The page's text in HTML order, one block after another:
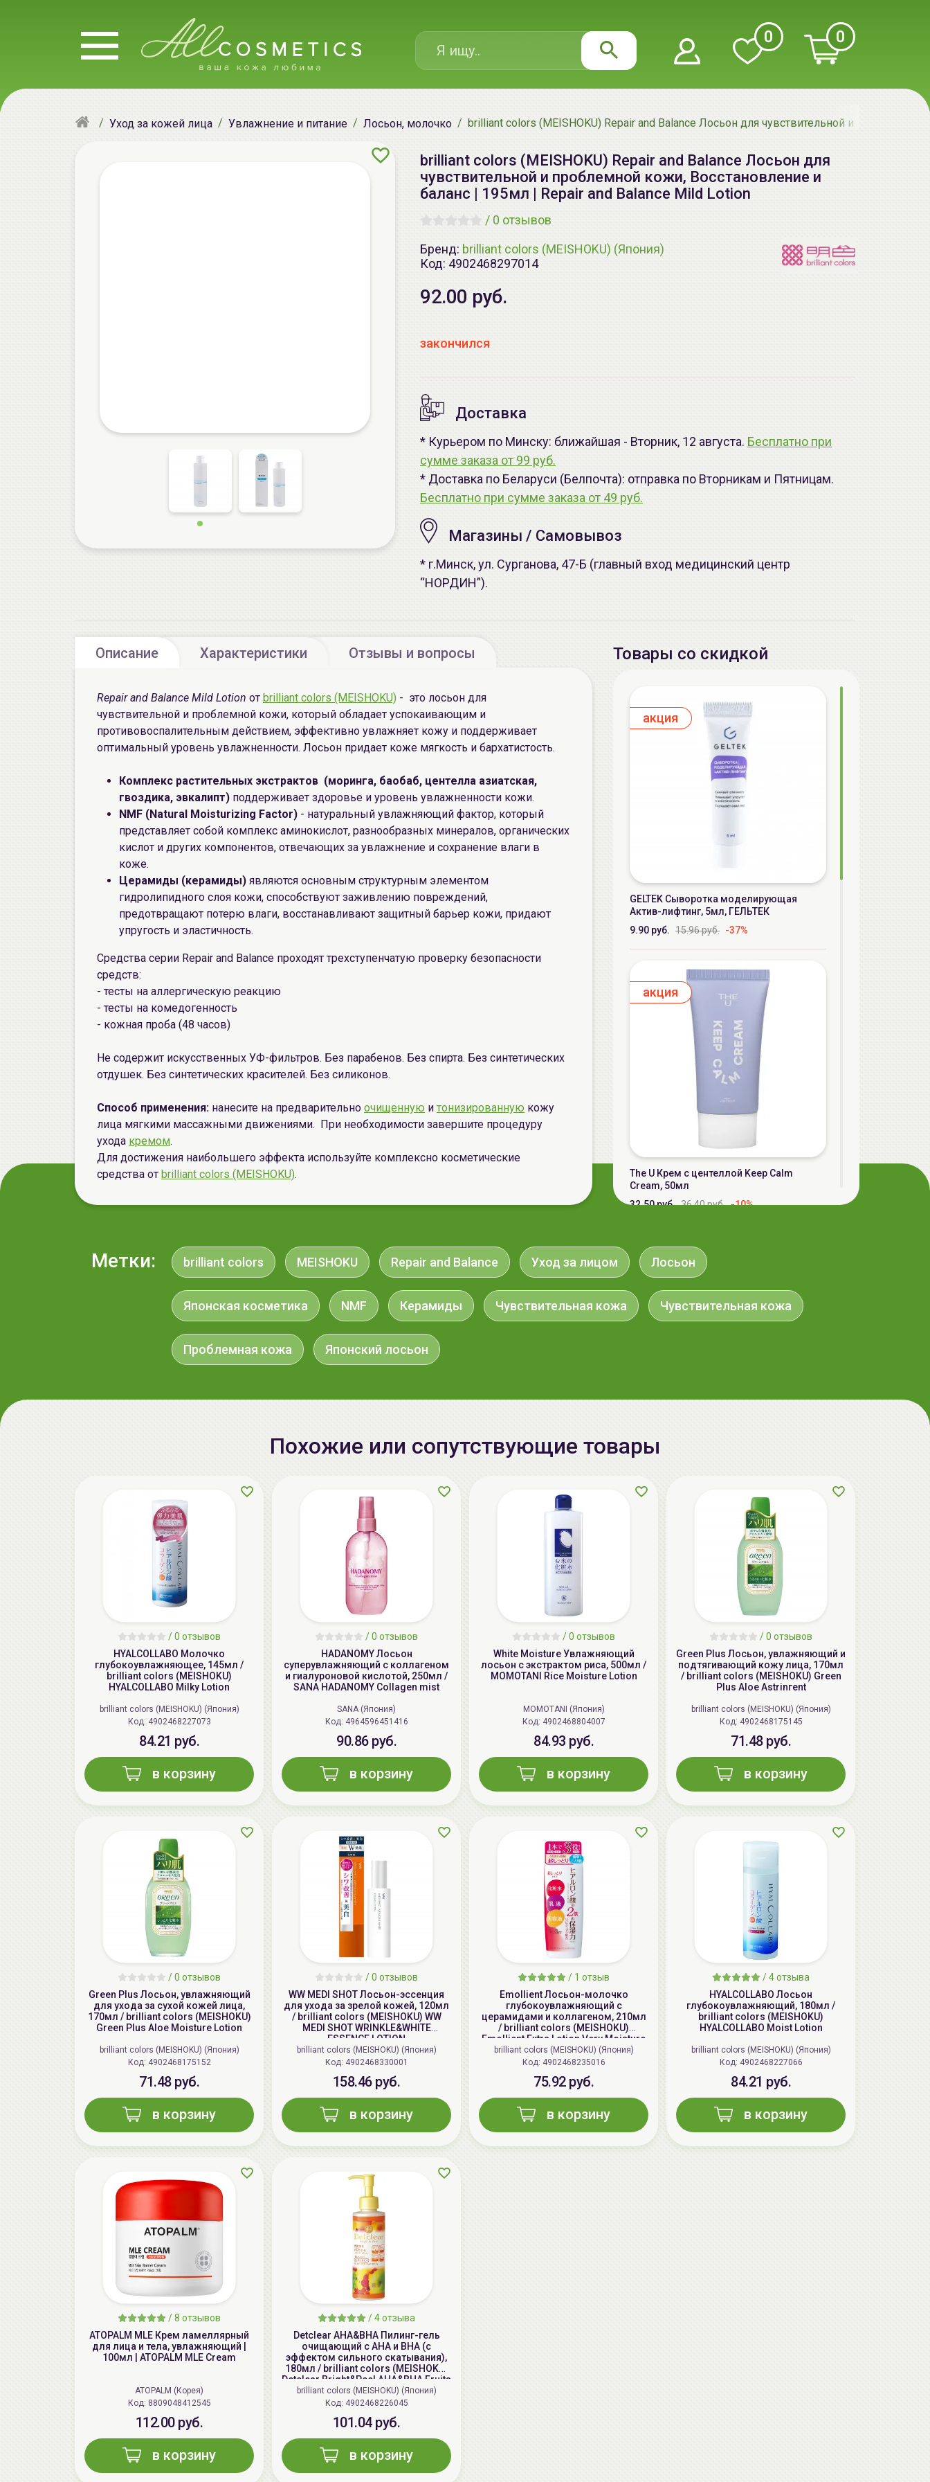
0 0
Уход за кожей лица Увлажнение и питание Лосьон, молочко brilliant colors (MEISHOKU) Repair and Balance Лосьон для чувствительной и
brilliant colors (MEISHOKU) Repair and Balance Лосьон для
чувствительной и проблемной кожи, Восстановление и
баланс | 195мл | Repair and Balance Mild Lotion
/ 0 отзывов
Бренд: brilliant colors (MEISHOKU) (Япония)
Код: 4902468297014
92.00 руб.
закончился
Доставка
* Курьером по Минску: ближайшая - Вторник, 12 августа. Бесплатно при
сумме заказа от 99 руб.
* Доставка по Беларуси (Белпочта): отправка по Вторникам и Пятницам.
Бесплатно при сумме заказа от 49 руб.
Магазины / Самовывоз
* г.Минск, ул. Сурганова, 47-Б (главный вход медицинский центр
“НОРДИН”).
Описание Характеристики Отзывы и вопросы
Repair and Balance Mild Lotion от brilliant colors (MEISHOKU) - это лосьон для
чувствительной и проблемной кожи, который обладает успокаивающим и
противовоспалительным действием, эффективно увлажняет кожу и поддерживает
оптимальный уровень увлажненности. Лосьон придает коже мягкость и бархатистость.
Комплекс растительных экстрактов (моринга, баобаб, центелла азиатская,
гвоздика, эвкалипт) поддерживает здоровье и уровень увлажненности кожи.
NMF (Natural Moisturizing Factor) - натуральный увлажняющий фактор, который
представляет собой комплекс аминокислот, разнообразных минералов, органических
кислот и других компонентов, отвечающих за увлажнение и сохранение влаги в
коже.
Церамиды (керамиды) являются основным структурным элементом
гидролипидного слоя кожи, способствуют заживлению повреждений,
предотвращают потерю влаги, восстанавливают защитный барьер кожи, придают
упругость и эластичность.
Средства серии Repair and Balance проходят трехступенчатую проверку безопасности
средств:
- тесты на аллергическую реакцию
- тесты на комедогенность
- кожная проба (48 часов)
Не содержит искусственных УФ-фильтров. Без парабенов. Без спирта. Без синтетических
отдушек. Без синтетических красителей. Без силиконов.
Способ применения: нанесите на предварительно очищенную и тонизированную кожу
лица мягкими массажными движениями. При необходимости завершите процедуру
ухода кремом.
Для достижения наибольшего эффекта используйте комплексно косметические
средства от brilliant colors (MEISHOKU).
Товары со скидкой
aкция
GELTEK Сыворотка моделирующая
Актив-лифтинг, 5мл, ГЕЛЬТЕК
9.90 руб. 15.96 руб. -37%
aкция
The U Крем с центеллой Keep Calm
Cream, 50мл
32.50 руб. 36.40 руб. -10%
aкция
ГЕЛЬТЕК cleansing Маска энзимная
пектиновая, 200г, GELTEK
AiliCode Бальзам для волос
увлажняющий, 250мл
AiliCode Восстанавливающий крем-
пилинг для лица, 50мл
49.95 руб. -50%
Метки: brilliant colors MEISHOKU Repair and Balance Уход за лицом Лосьон
Японская косметика NMF Керамиды Чувствительная кожа Чувствительная кожа
Проблемная кожа Японский лосьон
Похожие или сопутствующие товары
/0 отзывов
HYALCOLLABO Молочко
глубокоувлажняющее, 145мл /
brilliant colors (MEISHOKU)
HYALCOLLABO Milky Lotion
brilliant colors (MEISHOKU) (Япония)
Код: 4902468227073
84.21 руб.
в корзину
/0 отзывов
HADANOMY Лосьон
суперувлажняющий с коллагеном
и гиалуроновой кислотой, 250мл /
SANA HADANOMY Collagen mist
SANA (Япония)
Код: 4964596451416
90.86 руб.
в корзину
/0 отзывов
White Moisture Увлажняющий
лосьон с экстрактом риса, 500мл /
MOMOTANI Rice Moisture Lotion
MOMOTANI (Япония)
Код: 4902468804007
84.93 руб.
в корзину
/0 отзывов
Green Plus Лосьон, увлажняющий и
подтягивающий кожу лица, 170мл
/ brilliant colors (MEISHOKU) Green
Plus Aloe Astrinгent
brilliant colors (MEISHOKU) (Япония)
Код: 4902468175145
71.48 руб.
в корзину
/0 отзывов
Green Plus Лосьон, увлажняющий
для ухода за сухой кожей лица,
170мл / brilliant colors (MEISHOKU)
Green Plus Aloe Moisture Lotion
brilliant colors (MEISHOKU) (Япония)
Код: 4902468175152
71.48 руб.
в корзину
/0 отзывов
WW MEDI SHOT Лосьон-эссенция
для ухода за зрелой кожей, 120мл
/ brilliant colors (MEISHOKU) WW
MEDI SHOT WRINKLE&WHITE
ESSENCE LOTION
brilliant colors (MEISHOKU) (Япония)
Код: 4902468330001
158.46 руб.
в корзину
/ 1 отзыв
Emollient Лосьон-молочко
глубокоувлажняющий c
церамидами и коллагеном, 210мл
/ brilliant colors (MEISHOKU)
Emollient Extra Lotion Very Moisture
brilliant colors (MEISHOKU) (Япония)
Код: 4902468235016
75.92 руб.
в корзину
/4 отзыва
HYALCOLLABO Лосьон
глубокоувлажняющий, 180мл /
brilliant colors (MEISHOKU)
HYALCOLLABO Moist Lotion
brilliant colors (MEISHOKU) (Япония)
Код: 4902468227066
84.21 руб.
в корзину
/8 отзывов
ATOPALM MLE Крем ламеллярный
для лица и тела, увлажняющий |
100мл | ATOPALM MLE Cream
ATOPALM (Корея)
Код: 8809048412545
112.00 руб.
в корзину
/4 отзыва
Detclear AHA&BHA Пилинг-гель
очищающий с AHA и BHA (с
эффектом сильного скатывания),
180мл / brilliant colors (MEISHOKU)
Detclear Bright&Peel AHA&BHA Fruits
Peeling Jelly
brilliant colors (MEISHOKU) (Япония)
Код: 4902468226045
101.04 руб.
в корзину